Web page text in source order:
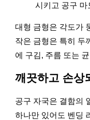
시키고 공구 마
대형 금형은 각도가
작은 금형은 특히 두
에 구김, 주름 또는
깨끗하고 손상
공구 자국은 결함의
하나만 있어도 벤딩